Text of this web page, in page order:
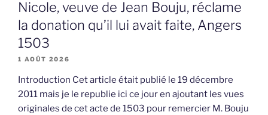
Nicole, veuve de Jean Bouju, réclame
la donation qu’il lui avait faite, Angers
1503
1 AOÛT 2026
Introduction Cet article était publié le 19 décembre
2011 mais je le republie ici ce jour en ajoutant les vues
originales de cet acte de 1503 pour remercier M. Bouju